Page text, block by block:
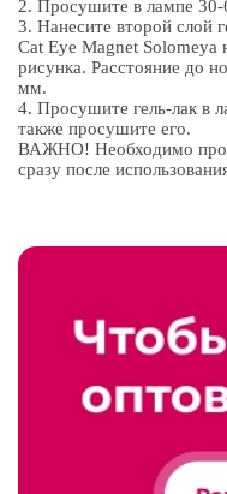
2. Просушите в лампе 30-
3. Нанесите второй слой
Cat Eye Magnet Solomeya
рисунка. Расстояние до
мм.
4. Просушите гель-лак в
также просушите его.
ВАЖНО! Необходимо
сразу после